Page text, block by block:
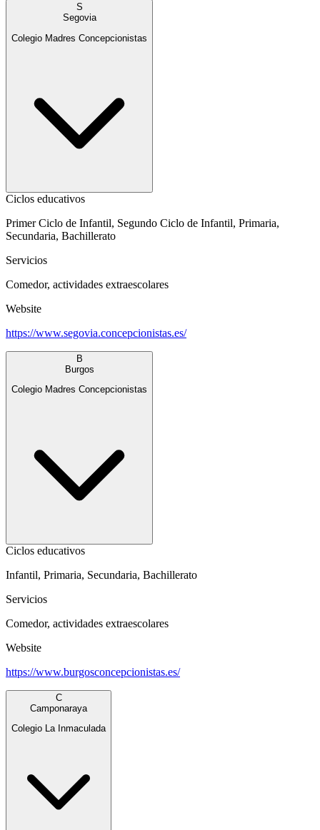
S
Segovia
Colegio Madres Concepcionistas
Ciclos educativos
Primer Ciclo de Infantil, Segundo Ciclo de Infantil, Primaria,
Secundaria, Bachillerato
Servicios
Comedor, actividades extraescolares
Website
https://www.segovia.concepcionistas.es/
B
Burgos
Colegio Madres Concepcionistas
Ciclos educativos
Infantil, Primaria, Secundaria, Bachillerato
Servicios
Comedor, actividades extraescolares
Website
https://www.burgosconcepcionistas.es/
C
Camponaraya
Colegio La Inmaculada